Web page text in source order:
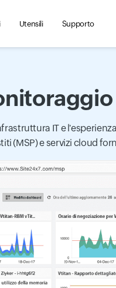
Utensili Supporto
IT e
(MSP) e servizi cloud